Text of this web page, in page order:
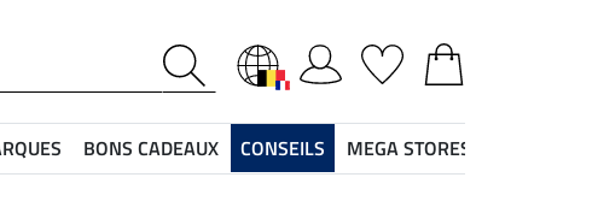
BONS CADEAUX CONSEILS MEGA STORES